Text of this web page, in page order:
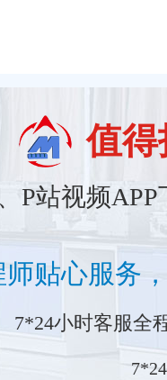
值得
P站视频APP
贴心服务
7*24小时客服全程
7*24